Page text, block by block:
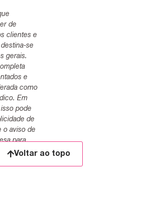
de
clientes e
se
gerais.
e
como
Em
pode
de
o aviso de
para
Voltar ao topo